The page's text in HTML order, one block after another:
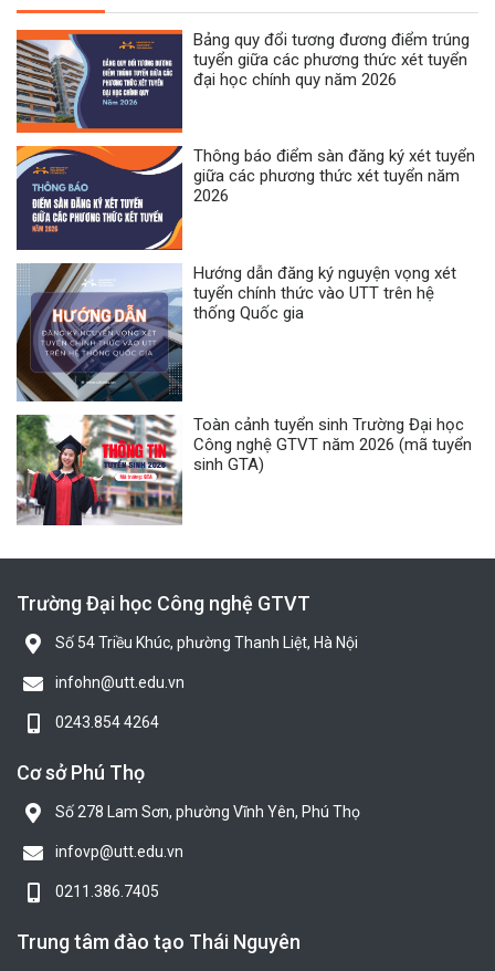
Bảng quy đổi tương đương điểm trúng
tuyển giữa các phương thức xét tuyển
đại học chính quy năm 2026
Thông báo điểm sàn đăng ký xét tuyển
giữa các phương thức xét tuyển năm
2026
Hướng dẫn đăng ký nguyện vọng xét
tuyển chính thức vào UTT trên hệ
thống Quốc gia
Toàn cảnh tuyển sinh Trường Đại học
Công nghệ GTVT năm 2026 (mã tuyển
sinh GTA)
Trường Đại học Công nghệ GTVT
Số 54 Triều Khúc, phường Thanh Liệt, Hà Nội
infohn@utt.edu.vn
0243.854 4264
Cơ sở Phú Thọ
Số 278 Lam Sơn, phường Vĩnh Yên, Phú Thọ
infovp@utt.edu.vn
0211.386.7405
Trung tâm đào tạo Thái Nguyên